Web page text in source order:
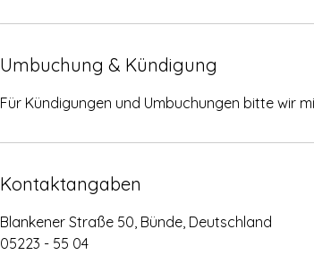
Umbuchung & Kündigung
Für Kündigungen und Umbuchungen bitte wir
Kontaktangaben
Blankener Straße 50, Bünde, Deutschland
05223 - 55 04